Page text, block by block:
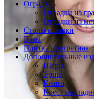
Оградки
Оградки из
Оградки из
Столы и лавки
Вазы
Плитка портретная
Дополнительные
Шары
Урны
Книга
Крест